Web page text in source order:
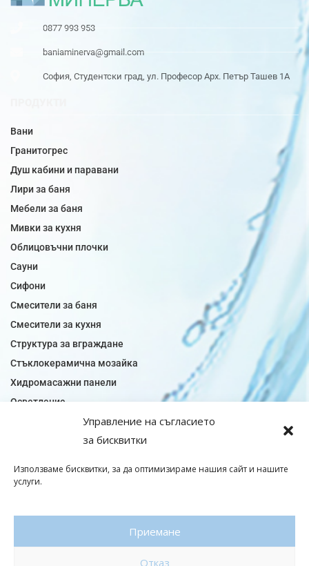
Управление на съгласието
за бисквитки
Използваме бисквитки, за да оптимизираме нашия сайт и нашите
услуги.
Приемане
Отказ
0877 993 953
baniaminerva@gmail.com
София, Студентски град, ул. Професор Арх. Петър Ташев 1А
Вани
Гранитогрес
Душ кабини и паравани
Лири за баня
Мебели за баня
Мивки за кухня
Облицовъчни плочки
Сауни
Сифони
Смесители за баня
Смесители за кухня
Структура за вграждане
Стъклокерамична мозайка
Хидромасажни панели
Осветление
Огледала за баня
Плочки модели
Подови плочки